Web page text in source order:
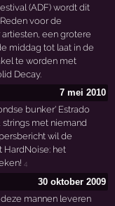
(ADF) wordt dit
voor de
een grotere
middag tot laat in de
te worden met
Decay.
7 mei 2010
bunker' Estrado
met niemand
wil de
HardNoise: het
4
30 oktober 2009
mannen leveren